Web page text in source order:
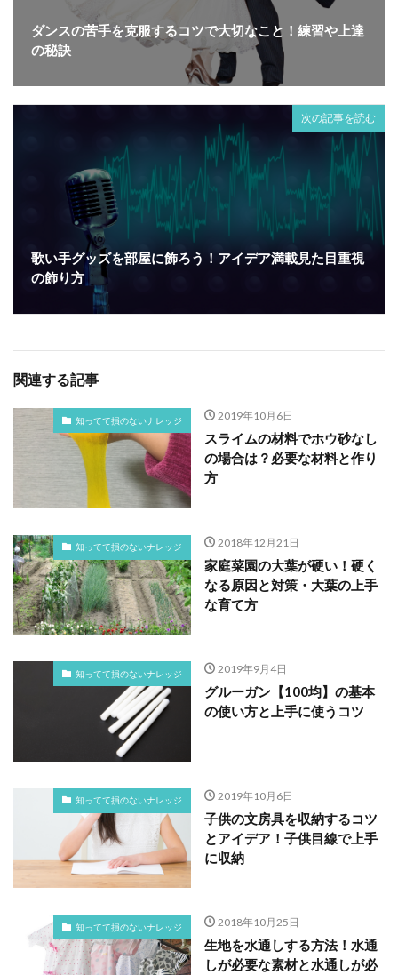
ダンスの苦手を克服するコツで大切なこと！練習や上達
の秘訣
次の記事を読む
歌い手グッズを部屋に飾ろう！アイデア満載見た目重視
の飾り方
関連する記事
知ってて損のないナレッジ 2019年10月6日
スライムの材料でホウ砂なし
の場合は？必要な材料と作り
方
知ってて損のないナレッジ 2018年12月21日
家庭菜園の大葉が硬い！硬く
なる原因と対策・大葉の上手
な育て方
知ってて損のないナレッジ 2019年9月4日
グルーガン【100均】の基本
の使い方と上手に使うコツ
知ってて損のないナレッジ 2019年10月6日
子供の文房具を収納するコツ
とアイデア！子供目線で上手
に収納
知ってて損のないナレッジ 2018年10月25日
生地を水通しする方法！水通
しが必要な素材と水通しが必